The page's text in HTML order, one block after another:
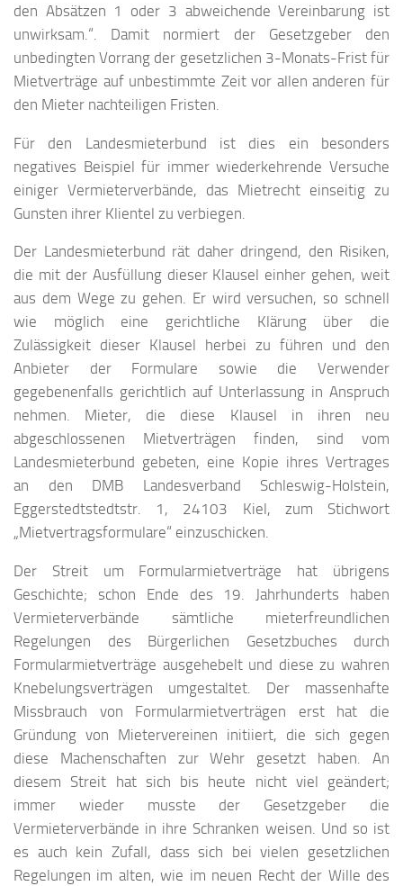
den Absätzen 1 oder 3 abweichende Vereinbarung ist
unwirksam.“. Damit normiert der Gesetzgeber den
unbedingten Vorrang der gesetzlichen 3-Monats-Frist für
Mietverträge auf unbestimmte Zeit vor allen anderen für
den Mieter nachteiligen Fristen.
Für den Landesmieterbund ist dies ein besonders
negatives Beispiel für immer wiederkehrende Versuche
einiger Vermieterverbände, das Mietrecht einseitig zu
Gunsten ihrer Klientel zu verbiegen.
Der Landesmieterbund rät daher dringend, den Risiken,
die mit der Ausfüllung dieser Klausel einher gehen, weit
aus dem Wege zu gehen. Er wird versuchen, so schnell
wie möglich eine gerichtliche Klärung über die
Zulässigkeit dieser Klausel herbei zu führen und den
Anbieter der Formulare sowie die Verwender
gegebenenfalls gerichtlich auf Unterlassung in Anspruch
nehmen. Mieter, die diese Klausel in ihren neu
abgeschlossenen Mietverträgen finden, sind vom
Landesmieterbund gebeten, eine Kopie ihres Vertrages
an den DMB Landesverband Schleswig-Holstein,
Eggerstedtstedtstr. 1, 24103 Kiel, zum Stichwort
„Mietvertragsformulare“ einzuschicken.
Der Streit um Formularmietverträge hat übrigens
Geschichte; schon Ende des 19. Jahrhunderts haben
Vermieterverbände sämtliche mieterfreundlichen
Regelungen des Bürgerlichen Gesetzbuches durch
Formularmietverträge ausgehebelt und diese zu wahren
Knebelungsverträgen umgestaltet. Der massenhafte
Missbrauch von Formularmietverträgen erst hat die
Gründung von Mietervereinen initiiert, die sich gegen
diese Machenschaften zur Wehr gesetzt haben. An
diesem Streit hat sich bis heute nicht viel geändert;
immer wieder musste der Gesetzgeber die
Vermieterverbände in ihre Schranken weisen. Und so ist
es auch kein Zufall, dass sich bei vielen gesetzlichen
Regelungen im alten, wie im neuen Recht der Wille des